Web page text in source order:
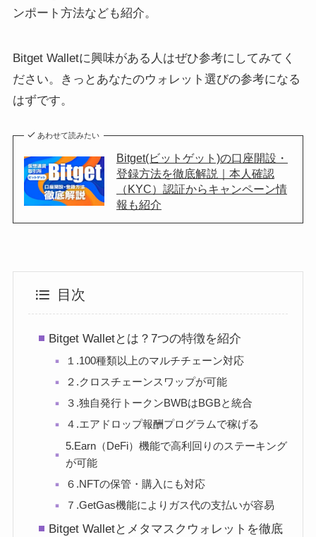
ンポート方法なども紹介。
Bitget Walletに興味がある人はぜひ参考にしてみてく
ださい。きっとあなたのウォレット選びの参考になる
はずです。
あわせて読みたい
Bitget(ビットゲット)の口座開設・
登録方法を徹底解説｜本人確認
（KYC）認証からキャンペーン情
報も紹介
目次
Bitget Walletとは？7つの特徴を紹介
１.100種類以上のマルチチェーン対応
２.クロスチェーンスワップが可能
３.独自発行トークンBWBはBGBと統合
４.エアドロップ報酬プログラムで稼げる
5.Earn（DeFi）機能で高利回りのステーキング
が可能
６.NFTの保管・購入にも対応
７.GetGas機能によりガス代の支払いが容易
Bitget Walletとメタマスクウォレットを徹底